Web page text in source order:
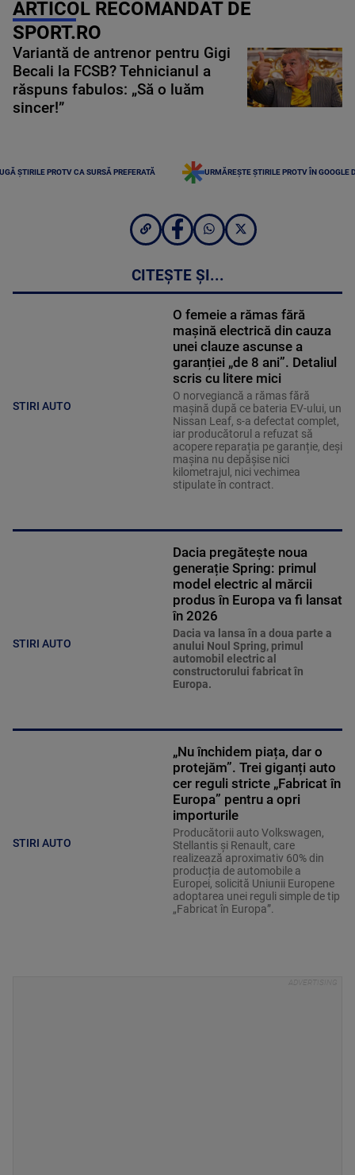
ARTICOL RECOMANDAT DE
SPORT.RO
Variantă de antrenor pentru Gigi
Becali la FCSB? Tehnicianul a
răspuns fabulos: „Să o luăm
sincer!”
ȘTIRILE PROTV CA SURSĂ PREFERATĂ URMĂREȘTE ȘTIRILE PROTV ÎN GOOGLE
CITEȘTE ȘI...
STIRI AUTO
O femeie a rămas fără
mașină electrică din cauza
unei clauze ascunse a
garanției „de 8 ani”. Detaliul
scris cu litere mici
O norvegiancă a rămas fără
mașină după ce bateria EV-ului, un
Nissan Leaf, s-a defectat complet,
iar producătorul a refuzat să
acopere reparația pe garanție, deși
mașina nu depășise nici
kilometrajul, nici vechimea
stipulate în contract.
STIRI AUTO
Dacia pregătește noua
generație Spring: primul
model electric al mărcii
produs în Europa va fi lansat
în 2026
Dacia va lansa în a doua parte a
anului Noul Spring, primul
automobil electric al
constructorului fabricat în
Europa.
STIRI AUTO
„Nu închidem piața, dar o
protejăm”. Trei giganți auto
cer reguli stricte „Fabricat în
Europa” pentru a opri
importurile
Producătorii auto Volkswagen,
Stellantis și Renault, care
realizează aproximativ 60% din
producția de automobile a
Europei, solicită Uniunii Europene
adoptarea unei reguli simple de tip
„Fabricat în Europa”.